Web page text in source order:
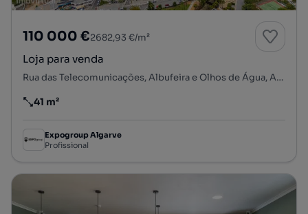
110 000 €2682,93 €/m²
Loja para venda
Rua das Telecomunicações, Albufeira e Olhos de Água, Albufeira, Faro
Preço por metro quadrado
41 m²
Expogroup Algarve
Profissional